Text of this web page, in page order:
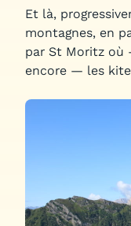
Et là,
montagnes, en
par St Moritz où
encore — les